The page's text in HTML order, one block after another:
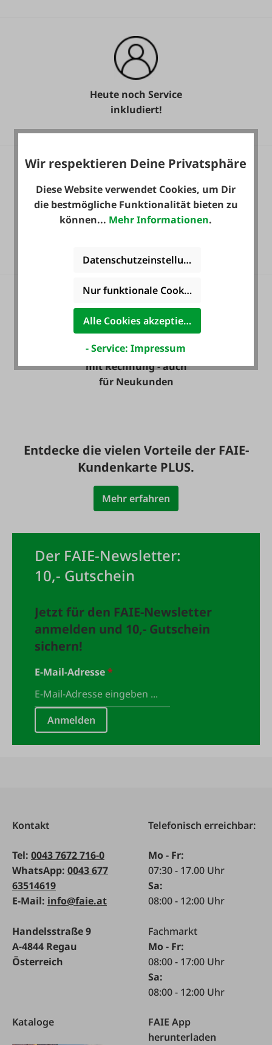
Heute noch Service
inkludiert!
36 Monate
Zahlung auf Wunsch
mit Rechnung - auch
für Neukunden
Entdecke die vielen Vorteile der FAIE-
Kundenkarte PLUS.
Mehr erfahren
Der FAIE-Newsletter:
10,- Gutschein
Jetzt für den FAIE-Newsletter
anmelden und 10,- Gutschein
sichern!
E-Mail-Adresse*
Anmelden
Kontakt
Tel: 0043 7672 716-0
WhatsApp: 0043 677
63514619
E-Mail: info@faie.at
Handelsstraße 9
A-4844 Regau
Österreich
Telefonisch erreichbar:
Mo - Fr:
07:30 - 17.00 Uhr
Sa:
08:00 - 12:00 Uhr
Fachmarkt
Mo - Fr:
08:00 - 17:00 Uhr
Sa:
08:00 - 12:00 Uhr
Kataloge
FAIE App
herunterladen
Wir respektieren Deine Privatsphäre
Diese Website verwendet Cookies, um Dir
die bestmögliche Funktionalität bieten zu
können... Mehr Informationen.
Datenschutzeinstellungen
Nur funktionale Cookies akzeptieren
Alle Cookies akzeptieren
- Service: Impressum